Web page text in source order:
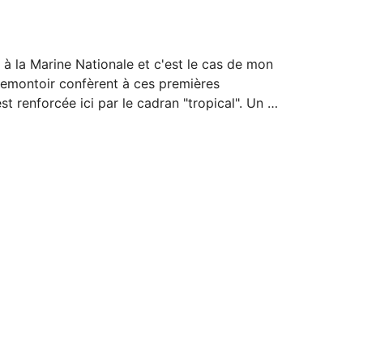
la Marine Nationale et c'est le cas de mon
confèrent à ces premières
renforcée ici par le cadran "tropical". Un